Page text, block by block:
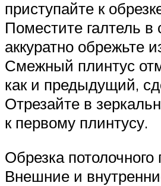
приступайте к
Поместите галтель в
аккуратно обрежьте
Смежный плинтус
как и предыдущий,
Отрезайте в
к первому плинтусу.
Обрезка потолочного
Внешние и